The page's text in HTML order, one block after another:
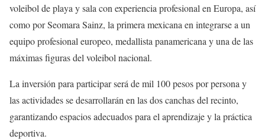
voleibol de playa y sala con experiencia profesional en Europa, así
como por Seomara Sainz, la primera mexicana en integrarse a un
equipo profesional europeo, medallista panamericana y una de las
máximas figuras del voleibol nacional.
La inversión para participar será de mil 100 pesos por persona y
las actividades se desarrollarán en las dos canchas del recinto,
garantizando espacios adecuados para el aprendizaje y la práctica
deportiva.